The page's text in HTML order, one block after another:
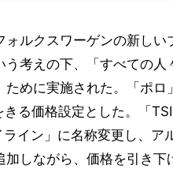
ォルクスワーゲンの新し
う考えの下、「すべての
ために実施された。「ポ
る価格設定とした。「
イン」に名称変更し、ア
しながら、価格を引き下